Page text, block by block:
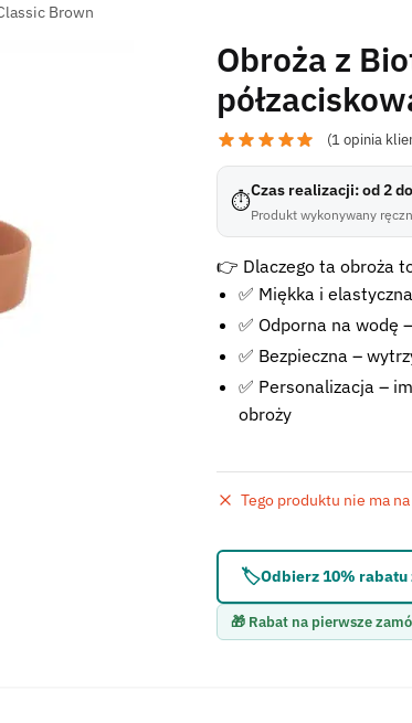
Brown
Obroża z
(1 opinia
⏱Czas realizacji: od 2
Produkt wykonywany
👉 Dlaczego ta obroża
✅ Miękka i
✅ Odporna na wodę
✅ Bezpieczna –
✅ Personalizacja –
obroży
Tego produktu nie ma
🏷️Odbierz 10% rabatu
🎁 Rabat na pierwsze